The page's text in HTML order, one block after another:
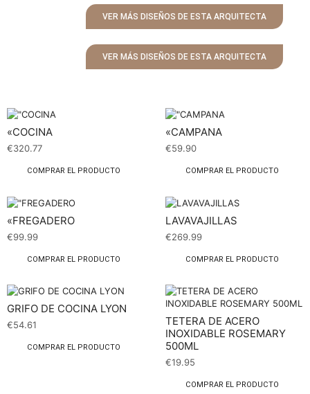
VER MÁS DISEÑOS DE ESTA ARQUITECTA
VER MÁS DISEÑOS DE ESTA ARQUITECTA
«COCINA
€320.77
COMPRAR EL PRODUCTO
«CAMPANA
€59.90
COMPRAR EL PRODUCTO
«FREGADERO
€99.99
COMPRAR EL PRODUCTO
LAVAVAJILLAS
€269.99
COMPRAR EL PRODUCTO
GRIFO DE COCINA LYON
€54.61
COMPRAR EL PRODUCTO
TETERA DE ACERO
INOXIDABLE ROSEMARY
500ML
€19.95
COMPRAR EL PRODUCTO